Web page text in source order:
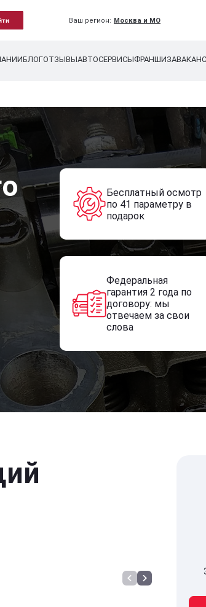
Ваш регион: Москва и МО
БЛОГОТЗЫВЫАВТОСЕРВИСЫФРАНШИЗА
Бесплатный осмотр
по 41 параметру в
подарок
Федеральная
гарантия 2 года по
договору: мы
отвечаем за свои
слова